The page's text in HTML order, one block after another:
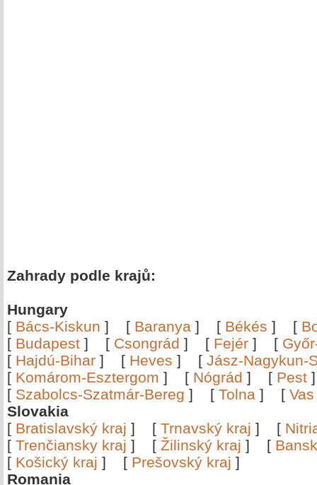
Zahrady podle krajů:
Hungary
[ Bács-Kiskun ] [ Baranya ] [ Békés ] [
[ Budapest ] [ Csongrád ] [ Fejér ] [
[ Hajdú-Bihar ] [ Heves ] [ Jász-Nagykun-
[ Komárom-Esztergom ] [ Nógrád ] [ Pest
[ Szabolcs-Szatmár-Bereg ] [ Tolna ] [ Vas
Slovakia
[ Bratislavský kraj ] [ Trnavský kraj ] [
[ Trenčiansky kraj ] [ Žilinský kraj ] [
[ Košický kraj ] [ Prešovský kraj ]
Romania